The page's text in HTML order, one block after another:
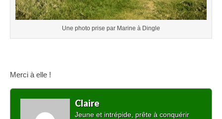
Une photo prise par Marine à Dingle
Merci à elle !
Claire
Jeune et intrépide, prête à conquérir